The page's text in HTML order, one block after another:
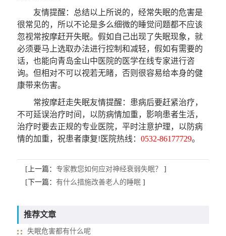
友情提醒：总结以上所说的，经常失眠的危害是
很常见的，所以不论是多么细微的睡觉问题都不应该
忽视常按摩赶开失眠。假如自己出现了失眠现象，就
必须要马上选取办法进行控制和减轻，假如有需要的
话，也能向青岛金山中医院的医学在线专家进行咨
询。但相对不可以视若无睹，否则很容易给本身的健
康带来伤害。
常按摩赶走失眠友情提醒 ：患病后要赶紧治疗，
不可延误治疗时间，以防病情加重，影响患者生活，
治疗时要去正规的专业医院，平时注意护理，以防病
情的加重，祝患者康复!医院热线：0532-86177729。
[上一篇： 专家教您如何应对神经衰弱失眠？
]
[下一篇： 有什么措施改善老人的睡眠]
推荐文章
失眠危害都有什么呢